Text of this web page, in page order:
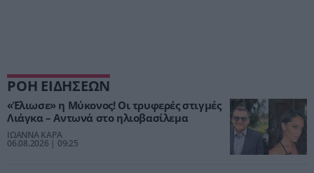
ΡΟΗ ΕΙΔΗΣΕΩΝ
«Έλιωσε» η Μύκονος! Οι τρυφερές στιγμές
Λιάγκα – Αντωνά στο ηλιοβασίλεμα
ΙΩΑΝΝΑ ΚΑΡΑ
06.08.2026 | 09:25